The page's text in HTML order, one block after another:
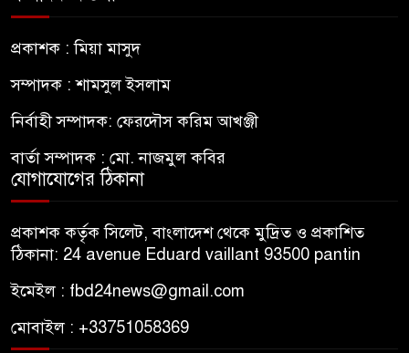
প্রকাশক : মিয়া মাসুদ
সম্পাদক : শামসুল ইসলাম
নির্বাহী সম্পাদক: ফেরদৌস করিম আখঞ্জী
বার্তা সম্পাদক : মো. নাজমুল কবির
যোগাযোগের ঠিকানা
প্রকাশক কর্তৃক সিলেট, বাংলাদেশ থেকে মুদ্রিত ও প্রকাশিত
ঠিকানা: 24 avenue Eduard vaillant 93500 pantin
ইমেইল : fbd24news@gmail.com
মোবাইল : +33751058369